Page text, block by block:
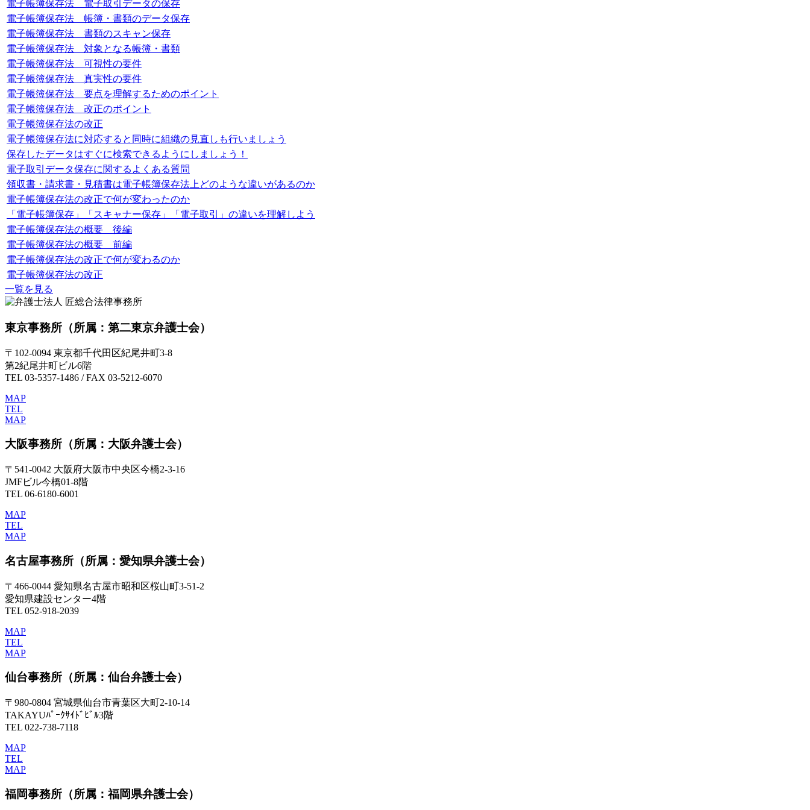
電子帳簿保存法 電子取引データの保存
電子帳簿保存法 帳簿・書類のデータ保存
電子帳簿保存法 書類のスキャン保存
電子帳簿保存法 対象となる帳簿・書類
電子帳簿保存法 可視性の要件
電子帳簿保存法 真実性の要件
電子帳簿保存法 要点を理解するためのポイント
電子帳簿保存法 改正のポイント
電子帳簿保存法の改正
電子帳簿保存法に対応すると同時に組織の見直しも行いましょう
保存したデータはすぐに検索できるようにしましょう！
電子取引データ保存に関するよくある質問
領収書・請求書・見積書は電子帳簿保存法上どのような違いがあるのか
電子帳簿保存法の改正で何が変わったのか
「電子帳簿保存」「スキャナー保存」「電子取引」の違いを理解しよう
電子帳簿保存法の概要 後編
電子帳簿保存法の概要 前編
電子帳簿保存法の改正で何が変わるのか
電子帳簿保存法の改正
一覧を見る
東京事務所 （所属：第二東京弁護士会）
〒102-0094 東京都千代田区紀尾井町3-8
第2紀尾井町ビル6階
TEL 03-5357-1486 / FAX 03-5212-6070
MAP
TEL
MAP
大阪事務所 （所属：大阪弁護士会）
〒541-0042 大阪府大阪市中央区今橋2-3-16
JMFビル今橋01-8階
TEL 06-6180-6001
MAP
TEL
MAP
名古屋事務所 （所属：愛知県弁護士会）
〒466-0044 愛知県名古屋市昭和区桜山町3-51-2
愛知県建設センター4階
TEL 052-918-2039
MAP
TEL
MAP
仙台事務所 （所属：仙台弁護士会）
〒980-0804 宮城県仙台市青葉区大町2-10-14
TAKAYUﾊﾟｰｸｻｲﾄﾞﾋﾞﾙ3階
TEL 022-738-7118
MAP
TEL
MAP
福岡事務所 （所属：福岡県弁護士会）